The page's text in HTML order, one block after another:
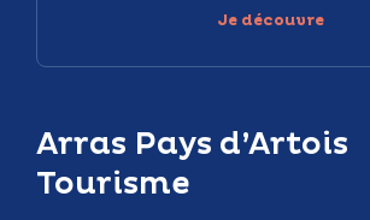
Arras Pays d’Artois
Tourisme
Je découvre